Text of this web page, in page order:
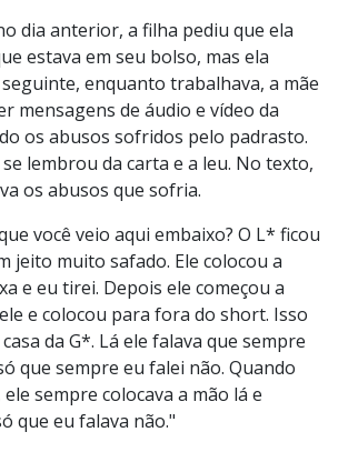
dia anterior, a filha pediu que ela
estava em seu bolso, mas ela
enquanto trabalhava, a mãe
mensagens de áudio e vídeo da
os abusos sofridos pelo padrasto.
lembrou da carta e a leu. No texto,
os abusos que sofria.
você veio aqui embaixo? O L* ficou
jeito muito safado. Ele colocou a
e eu tirei. Depois ele começou a
e colocou para fora do short. Isso
da G*. Lá ele falava que sempre
que sempre eu falei não. Quando
sempre colocava a mão lá e
que eu falava não."